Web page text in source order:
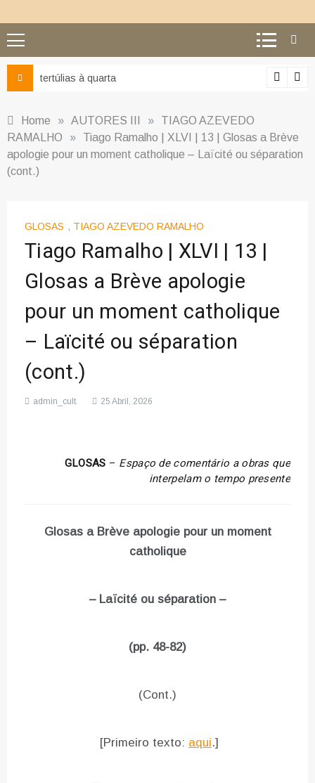
Ciência e religião: como superar o equívoco do conflito
Home » AUTORES III »
TIAGO AZEVEDO
RAMALHO
»
Tiago Ramalho | XLVI | 13 | Glosas a Brève
apologie pour un moment catholique – Laïcité ou séparation
(cont.)
GLOSAS , TIAGO AZEVEDO RAMALHO
Tiago Ramalho | XLVI | 13 |
Glosas a Brève apologie
pour un moment catholique
– Laïcité ou séparation
(cont.)
admin_cult 25 Abril, 2026
GLOSAS – Espaço de comentário a obras que
interpelam o tempo presente
Glosas a Brève apologie pour un moment
catholique
– Laïcité ou séparation –
(pp. 48-82)
(Cont.)
[Primeiro texto: aqui.]